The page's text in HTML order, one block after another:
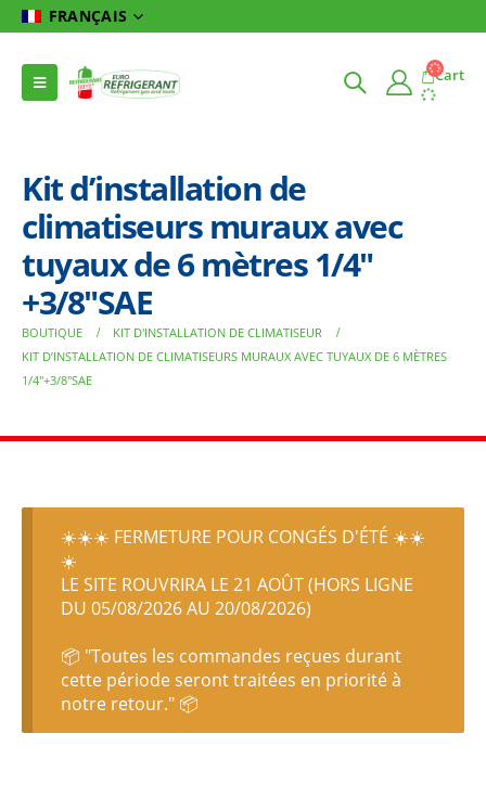
FRANÇAIS
Cart
Kit d’installation de
climatiseurs muraux avec
tuyaux de 6 mètres 1/4″
+3/8″SAE
BOUTIQUE
KIT D'INSTALLATION DE CLIMATISEUR
KIT D’INSTALLATION DE CLIMATISEURS MURAUX AVEC TUYAUX DE 6 MÈTRES
1/4″+3/8″SAE
☀️☀️☀️ FERMETURE POUR CONGÉS D'ÉTÉ ☀️☀️
☀️
LE SITE ROUVRIRA LE 21 AOÛT (HORS LIGNE
DU 05/08/2026 AU 20/08/2026)
📦 "Toutes les commandes reçues durant
cette période seront traitées en priorité à
notre retour." 📦